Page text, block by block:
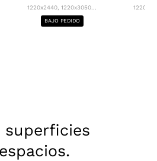
1220x2440, 1220x3050...
BAJO PEDIDO
superficies